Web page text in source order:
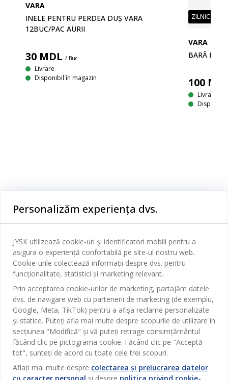
VARA
INELE PENTRU PERDEA DUȘ VARA
12BUC/PAC AURII
30 MDL/ Buc
Livrare
Disponibil în magazin
ZILNIC PREȚ
VARA
BARĂ
100
Livrare
Disponibil
Birou
Sufragerie
Bucătărie
Depozitare
Perdele
Grădină
Pentru casă
Contact Relații Clienți
Magazine și program
Broșură
Termeni si conditii vânzări online
Garantia prețului
Garanția Produselor
Politica de confidentialitate
JYSK
Despre JYSK
JYSK.com
Presă
Locuri de muncă
Newsletter
SEDIU CENTRAL
TAROL-DD S.R.L. str. Jubiliara, 41A mun. Chișinău, Republica
Moldova
JYSK BUSINESS TO BUSINESS
Vânzări și relații clienți persoane juridice
Telefon: 060 531 531
JYSK RELAȚII CLIENȚI
Contact Relații Clienți
Telefon: 022 022 030
E-mail: support@jysk.md
Urmărește Jysk
Personalizăm experiența dvs.
JYSK utilizează cookie-uri și identificatori mobili pentru a
asigura o experiență confortabilă pe site-ul nostru web.
Cookie-urile colectează informații despre dvs. pentru
funcționalitate, statistici și marketing relevant.
Prin acceptarea cookie-urilor de marketing, partajăm datele
dvs. de navigare web cu partenerii de marketing (de exemplu,
Google, Meta, TikTok) pentru a afișa reclame personalizate
și statice. Puteți afla mai multe despre scopurile de utilizare în
secțiunea "Modifică" și vă puteți retrage consimțământul
făcând clic pe pictograma cookie. Făcând clic pe "Acceptă
tot", sunteți de acord cu toate cele trei scopuri.
Aflați mai multe despre colectarea și prelucrarea datelor